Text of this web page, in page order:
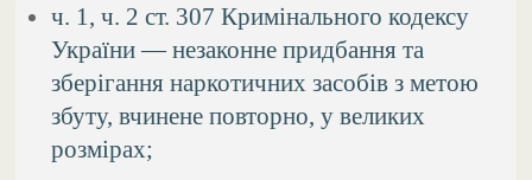
ч. 1, ч. 2 ст. 307 Кримінального кодексу
України — незаконне придбання та
зберігання наркотичних засобів з метою
збуту, вчинене повторно, у великих
розмірах;